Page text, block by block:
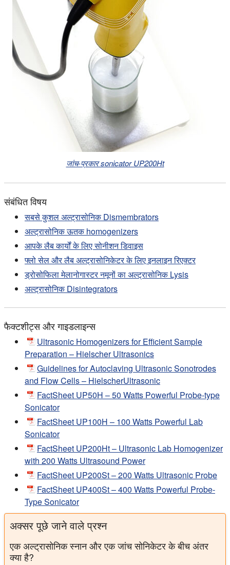
जांच-प्रकार sonicator UP200Ht
संबंधित विषय
सबसे कुशल अल्ट्रासोनिक Dismembrators
अल्ट्रासोनिक ऊतक homogenizers
आपके लैब कार्यों के लिए सोनीशन डिवाइस
फ्लो सेल और लैब अल्ट्रासोनिकेटर के लिए इनलाइन रिएक्टर
ड्रोसोफिला मेलानोगास्टर नमूनों का अल्ट्रासोनिक Lysis
अल्ट्रासोनिक Disintegrators
फैक्टशीट्स और गाइडलाइन्स
Ultrasonic Homogenizers for Efficient Sample
Preparation – Hielscher Ultrasonics
Guidelines for Autoclaving Ultrasonic Sonotrodes
and Flow Cells – HielscherUltrasonic
FactSheet UP50H – 50 Watts Powerful Probe-type
Sonicator
FactSheet UP100H – 100 Watts Powerful Lab
Sonicator
FactSheet UP200Ht – Ultrasonic Lab Homogenizer
with 200 Watts Ultrasound Power
FactSheet UP200St – 200 Watts Ultrasonic Probe
FactSheet UP400St – 400 Watts Powerful Probe-
Type Sonicator
अक्सर पूछे जाने वाले प्रश्न
एक अल्ट्रासोनिक स्नान और एक जांच सोनिकेटर के बीच अंतर
क्या है?